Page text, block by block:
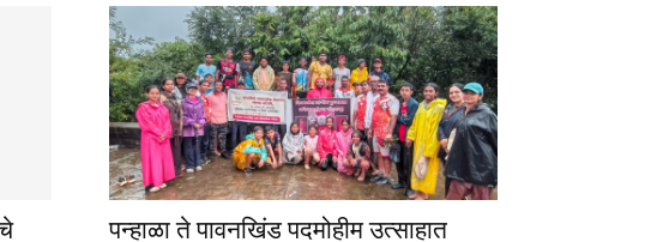
पन्हाळा ते पावनखिंड पदमोहीम उत्साहात